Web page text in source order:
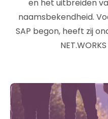
en het uitbreiden
naamsbekendheid.
SAP begon, heeft zij